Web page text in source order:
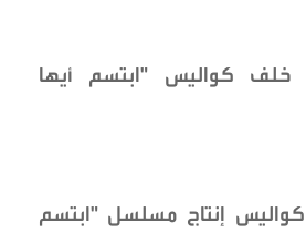
خلف كواليس "ابتسم أيها
إنتاج مسلسل "ابتسم